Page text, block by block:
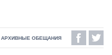
АРХИВНЫЕ ОБЕЩАНИЯ